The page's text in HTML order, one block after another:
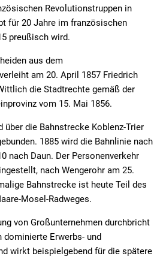
Revolutionstruppen in
für 20 Jahre im französischen
preußisch wird.
aus dem
am 20. April 1857 Friedrich
die Stadtrechte gemäß der
vom 15. Mai 1856.
über die Bahnstrecke Koblenz-Trier
1885 wird die Bahnlinie nach
nach Daun. Der Personenverkehr
nach Wengerohr am 25.
Bahnstrecke ist heute Teil des
Mosel-Radweges.
von Großunternehmen durchbricht
dominierte Erwerbs- und
wirkt beispielgebend für die spätere